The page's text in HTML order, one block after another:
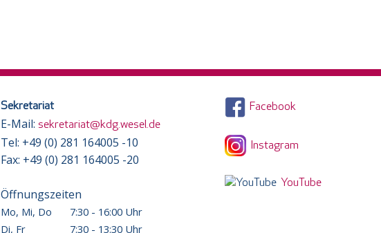
Sekretariat
E-Mail: sekretariat@kdg.wesel.de
Tel: +49 (0) 281 164005 -10
Fax: +49 (0) 281 164005 -20
Öffnungszeiten
Mo, Mi, Do
7:30 - 16:00 Uhr
Di, Fr
7:30 - 13:30 Uhr
Facebook
Instagram
YouTube